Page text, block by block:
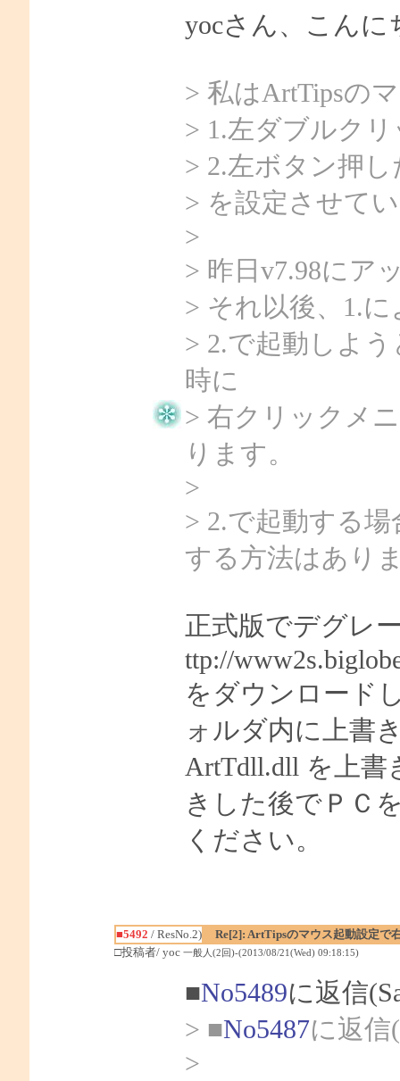
yocさん、こんに
> 私はArtTipsの
> 1.左ダブルク
> 2.左ボタン押
> を設定させて
>
> 昨日v7.98にア
> それ以後、1.
> 2.で起動しよ
時に
> 右クリックメ
ります。
>
> 2.で起動する
する方法はあり
正式版でデグレ
ttp://
をダウンロード
ォルダ内に上書
ArtTdll.dll を上書
きした後でＰＣ
ください。
■5492 / ResNo.2)
Re[2]: ArtTipsのマウス起動設定で
□投稿者/ yoc 一般人(2回)-(2013/08/21(Wed) 09:18:15)
■No5489に返信
> ■No5487に返信
>